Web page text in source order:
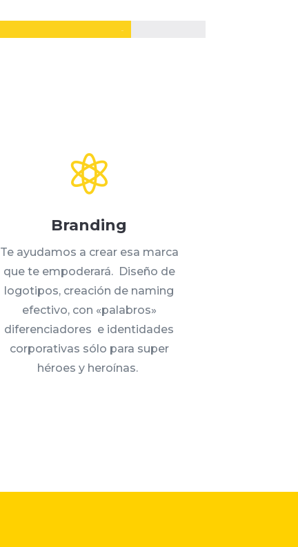

Branding
Te ayudamos a crear esa marca
que te empoderará. Diseño de
logotipos, creación de naming
efectivo, con «palabros»
diferenciadores e identidades
corporativas sólo para super
héroes y heroínas.